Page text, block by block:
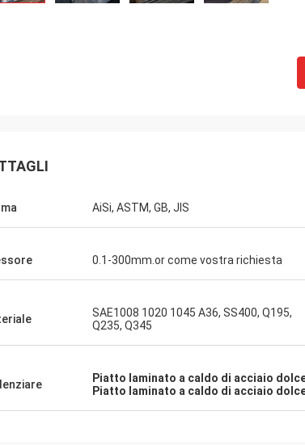
AiSi, ASTM, GB, JIS
0.1-300mm.or come vostra richiesta
SAE1008 1020 1045 A36, SS400, Q195,
Q235, Q345
Piatto laminato a caldo di acciaio
Piatto laminato a caldo di acciaio